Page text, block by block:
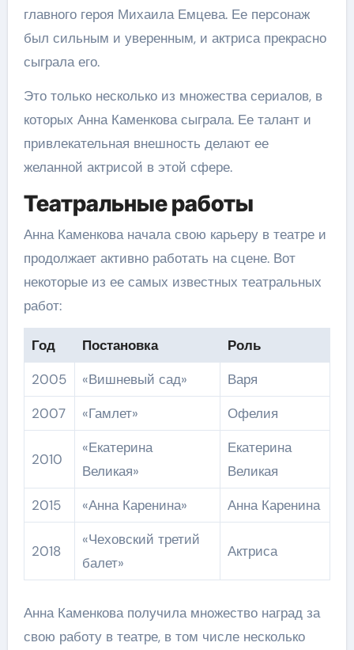
главного героя Михаила Емцева. Ее персонаж
был сильным и уверенным, и актриса прекрасно
сыграла его.
Это только несколько из множества сериалов, в
которых Анна Каменкова сыграла. Ее талант и
привлекательная внешность делают ее
желанной актрисой в этой сфере.
Театральные работы
Анна Каменкова начала свою карьеру в театре и
продолжает активно работать на сцене. Вот
некоторые из ее самых известных театральных
работ:
Год Постановка
Роль
2005
«Вишневый сад»
Варя
2007
«Гамлет» Офелия
2010
«Екатерина
Великая»
Екатерина
Великая
2015
«Анна Каренина» Анна Каренина
2018
«Чеховский третий
балет»
Актриса
Анна Каменкова получила множество наград за
свою работу в театре, в том числе несколько